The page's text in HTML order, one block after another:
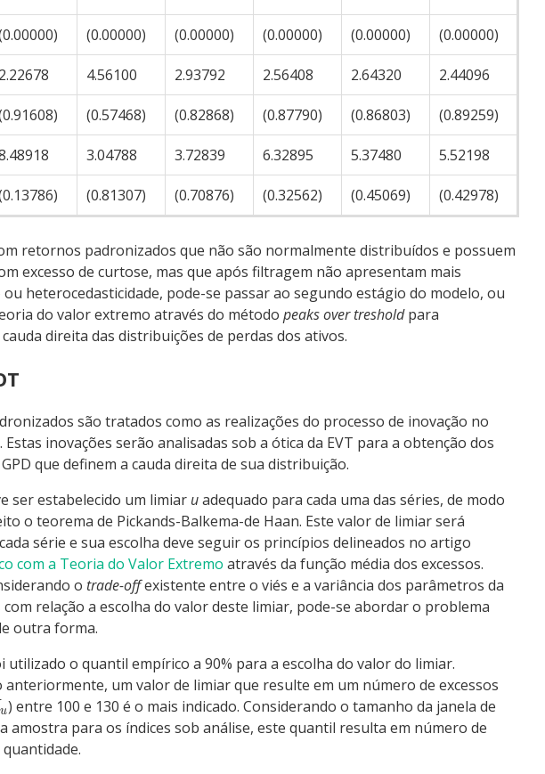
(0.00000) (0.00000) (0.00000) (0.00000) (0.00000)
2.22678 4.56100 2.93792 2.56408 2.64320 2.44096
(0.57468) (0.82868) (0.87790) (0.86803) (0.89259)
3.04788 3.72839 6.32895 5.37480 5.52198
(0.81307) (0.70876) (0.32562) (0.45069) (0.42978)
retornos padronizados que não são normalmente distribuídos e possuem
excesso de curtose, mas que após filtragem não apresentam mais
heterocedasticidade, pode-se passar ao segundo estágio do modelo, ou
do valor extremo através do método peaks over tresholdpara
direita das distribuições de perdas dos ativos.
são tratados como as realizações do processo de inovação no
Estas inovações serão analisadas sob a ótica da EVT para a obtenção dos
que definem a cauda direita de sua distribuição.
ser estabelecido um limiar uadequado para cada uma das séries, de modo
o teorema de Pickands-Balkema-de Haan. Este valor de limiar será
série e sua escolha deve seguir os princípios delineados no artigo
com a Teoria do Valor Extremo através da função média dos excessos.
o trade-offexistente entre o viés e a variância dos parâmetros da
com relação a escolha do valor deste limiar, pode-se abordar o problema
outra forma.
o quantil empírico a 90% para a escolha do valor do limiar.
um valor de limiar que resulte em um número de excessos
u) entre 100 e 130 é o mais indicado. Considerando o tamanho da janela de
amostra para os índices sob análise, este quantil resulta em número de